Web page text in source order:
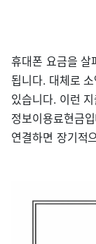
휴대폰 요금을 살
됩니다. 대체로
있습니다. 이런
정보이용료현금
연결하면 장기적